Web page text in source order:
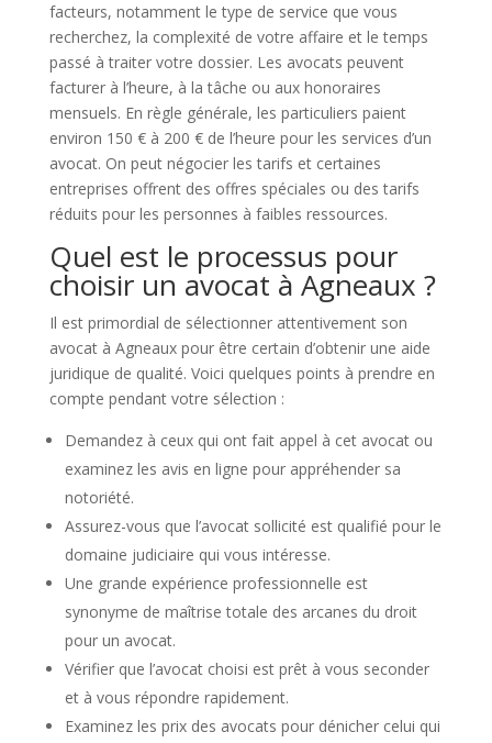
facteurs, notamment le type de service que vous
recherchez, la complexité de votre affaire et le temps
passé à traiter votre dossier. Les avocats peuvent
facturer à l’heure, à la tâche ou aux honoraires
mensuels. En règle générale, les particuliers paient
environ 150 € à 200 € de l’heure pour les services d’un
avocat. On peut négocier les tarifs et certaines
entreprises offrent des offres spéciales ou des tarifs
réduits pour les personnes à faibles ressources.
Quel est le processus pour
choisir un avocat à Agneaux ?
Il est primordial de sélectionner attentivement son
avocat à Agneaux pour être certain d’obtenir une aide
juridique de qualité. Voici quelques points à prendre en
compte pendant votre sélection :
Demandez à ceux qui ont fait appel à cet avocat ou
examinez les avis en ligne pour appréhender sa
notoriété.
Assurez-vous que l’avocat sollicité est qualifié pour le
domaine judiciaire qui vous intéresse.
Une grande expérience professionnelle est
synonyme de maîtrise totale des arcanes du droit
pour un avocat.
Vérifier que l’avocat choisi est prêt à vous seconder
et à vous répondre rapidement.
Examinez les prix des avocats pour dénicher celui qui